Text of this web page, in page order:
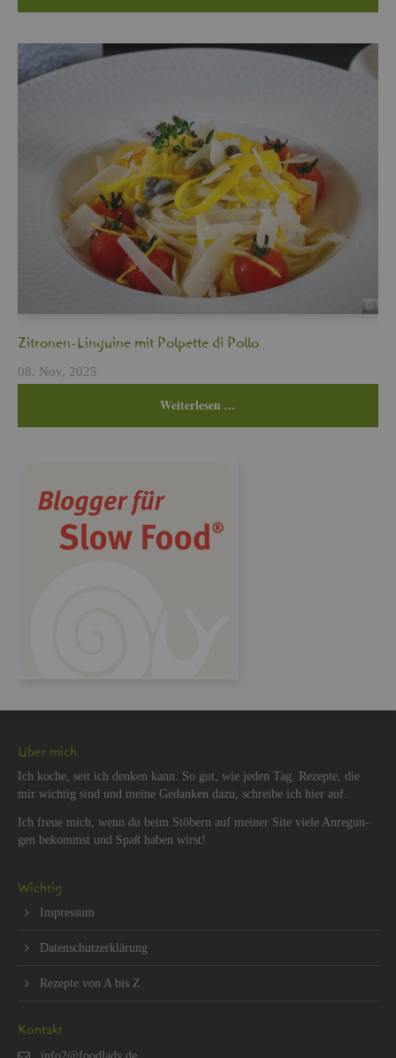
Zi­tro­nen-Lin­gui­ne mit Pol­pet­te di Pollo
08. Nov, 2025
Wei­ter­le­sen …
Über mich
Ich koche, seit ich den­ken kann. So gut, wie jeden Tag. Re­zep­te, die
mir wich­tig sind und meine Ge­dan­ken dazu, schrei­be ich hier auf.
Ich freue mich, wenn du beim Stö­bern auf mei­ner Site viele An­re­gun­
gen be­kommst und Spaß haben wirst!
Wich­tig
Im­pres­sum
Da­ten­schut­z­er­klä­rung
Re­zep­te von A bis Z
Kon­takt